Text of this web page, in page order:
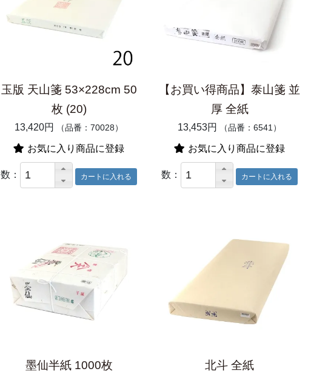
玉版 天山箋 53×228cm 50
枚 (20)
13,420円 （品番：70028）
お気に入り商品に登録
数：
【お買い得商品】泰山箋 並
厚 全紙
13,453円 （品番：6541）
お気に入り商品に登録
数：
墨仙半紙 1000枚 北斗 全紙